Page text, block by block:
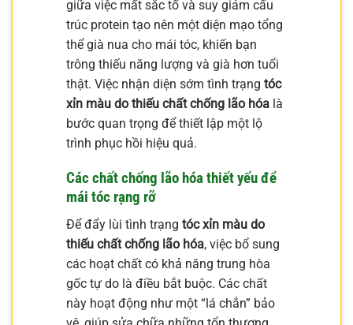
giữa việc mất sắc tố và suy giảm cấu
trúc protein tạo nên một diện mạo tổng
thể già nua cho mái tóc, khiến bạn
trông thiếu năng lượng và già hơn tuổi
thật. Việc nhận diện sớm tình trạng tóc
xỉn màu do thiếu chất chống lão hóa là
bước quan trọng để thiết lập một lộ
trình phục hồi hiệu quả.
Các chất chống lão hóa thiết yếu để
mái tóc rạng rỡ
Để đẩy lùi tình trạng tóc xỉn màu do
thiếu chất chống lão hóa, việc bổ sung
các hoạt chất có khả năng trung hòa
gốc tự do là điều bắt buộc. Các chất
này hoạt động như một “lá chắn” bảo